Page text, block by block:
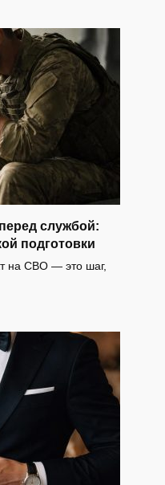
службой:
подготовки
на СВО — это шаг,